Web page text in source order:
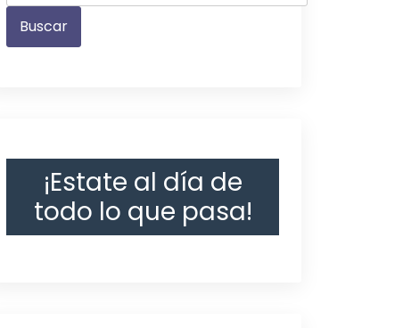
¡Estate al día de
todo lo que pasa!